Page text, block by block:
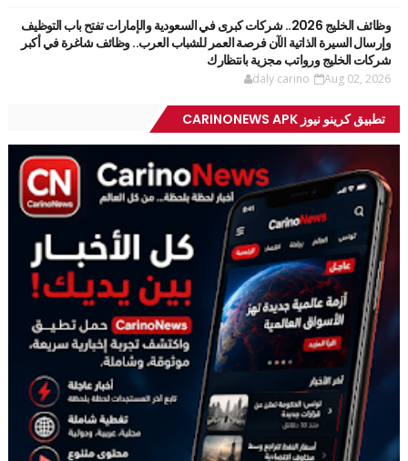
وظائف الخليج 2026.. شركات كبرى في السعودية والإمارات تفتح باب التوظيف
وإرسال السيرة الذاتية الآن فرصة العمر للشباب العرب.. وظائف شاغرة في أكبر
شركات الخليج ورواتب مجزية بانتظارك
daly carino Aug 02, 2026
تطبيق كرينو نيوز CARINONEWS APK